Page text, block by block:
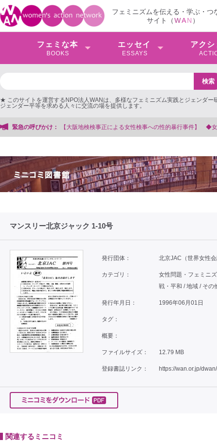
フェミニズムを伝える・学ぶ・つ
サイト（WAN ）
フェミな本
BOOKS
エッセイ
ESSAYS
アクシ
★ このサイトを運営するNPO法人WANは、多様なフェミニズム実践とジェンダー
ジェンダー平等を求める人々に交流の場を提供します。
緊急の呼びかけ：
事正による女性検事への性的暴行事件】 ◆女性検事を支援する会事務局
マンスリー北京ジャック 1-10号
発行団体： 北京JAC（世界女性
カテゴリ：
女性問題・フェミニ
戦・平和 / 地域 / その
発行年月日： 1996年06月01日
タグ：
概要：
ファイルサイズ： 12.79 MB
登録書誌リンク： https://wan.or.jp/
関連するミニコミ